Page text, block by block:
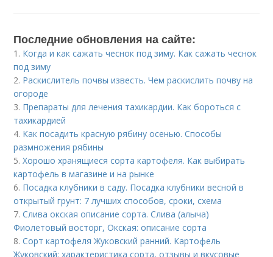
Последние обновления на сайте:
1. Когда и как сажать чеснок под зиму. Как сажать чеснок
под зиму
2. Раскислитель почвы известь. Чем раскислить почву на
огороде
3. Препараты для лечения тахикардии. Как бороться с
тахикардией
4. Как посадить красную рябину осенью. Способы
размножения рябины
5.Хорошо хранящиеся сорта картофеля. Как выбирать
картофель в магазине и на рынке
6. Посадка клубники в саду. Посадка клубники весной в
открытый грунт: 7 лучших способов, сроки, схема
7.Слива окская описание сорта. Слива (алыча)
Фиолетовый восторг, Окская: описание сорта
8.Сорт картофеля Жуковский ранний. Картофель
Жуковский: характеристика сорта, отзывы и вкусовые